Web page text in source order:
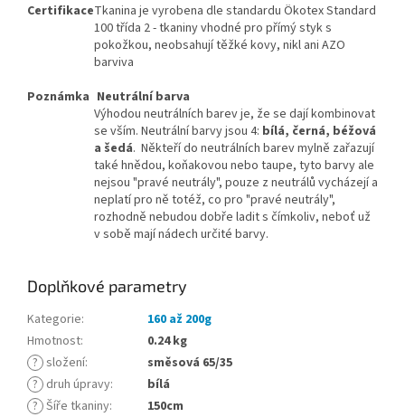
CertifikaceTkanina je vyrobena dle standardu Ökotex Standard
100 třída 2 - tkaniny vhodné pro přímý styk s
pokožkou, neobsahují těžké kovy, nikl ani AZO
barviva
Poznámka Neutrální barva
Výhodou neutrálních barev je, že se dají kombinovat
se vším. Neutrální barvy jsou 4: bílá, černá, béžová
a šedá. Někteří do neutrálních barev mylně zařazují
také hnědou, koňakovou nebo taupe, tyto barvy ale
nejsou "pravé neutrály", pouze z neutrálů vycházejí a
neplatí pro ně totéž, co pro "pravé neutrály",
rozhodně nebudou dobře ladit s čímkoliv, neboť už
v sobě mají nádech určité barvy.
Doplňkové parametry
Kategorie:
160 až 200g
Hmotnost:
0.24 kg
? složení:
směsová 65/35
? druh úpravy:
bílá
? Šíře tkaniny:
150cm